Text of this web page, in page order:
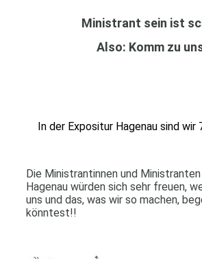
Ministrant sein ist
Also: Komm zu
In der Expositur Hagenau sind wir
Die Ministrantinnen und
Hagenau würden sich sehr freuen,
uns und das, was wir so machen,
könntest!!